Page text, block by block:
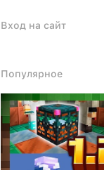
Вход на сайт
Популярное